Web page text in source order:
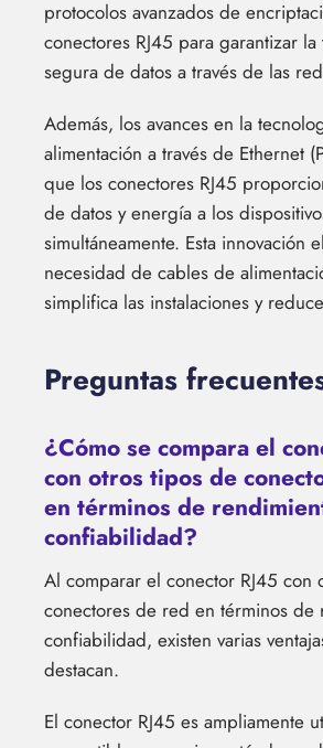
protocolos avanzados de
conectores RJ45 para garantizar la
segura de datos a través de las
Además, los avances en la
alimentación a través de Ethernet
que los conectores RJ45
de datos y energía a los
simultáneamente. Esta innovación
necesidad de cables de
simplifica las instalaciones y
Preguntas
¿Cómo se compara el
con otros tipos de
en términos de
confiabilidad?
Al comparar el conector RJ45 con
conectores de red en términos de
confiabilidad, existen varias
destacan.
El conector RJ45 es ampliamente